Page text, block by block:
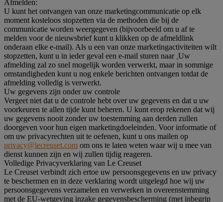
Afmelden:
U kunt het ontvangen van onze marketingcommunicatie op elk
moment kosteloos stopzetten via de methoden die bij de
communicatie worden weergegeven (bijvoorbeeld om u af te
melden voor de nieuwsbrief kunt u klikken op de afmeldlink
onderaan elke e-mail). Als u een van onze marketingactiviteiten wilt
stopzetten, kunt u in ieder geval een e-mail sturen naar .Uw
afmelding zal zo snel mogelijk worden verwerkt, maar in sommige
omstandigheden kunt u nog enkele berichten ontvangen totdat de
afmelding volledig is verwerkt.
Uw gegevens zijn onder uw controle
Vergeet niet dat u de controle hebt over uw gegevens en dat u uw
voorkeuren te allen tijde kunt beheren. U kunt erop rekenen dat wij
uw gegevens nooit zonder uw toestemming aan derden zullen
doorgeven voor hun eigen marketingdoeleinden. Voor informatie of
om uw privacyrechten uit te oefenen, kunt u ons mailen op
privacy@lecreuset.com om ons te laten weten waar wij u mee van
dienst kunnen zijn en wij zullen tijdig reageren.
Volledige Privacyverklaring van Le Creuset
Le Creuset verbindt zich ertoe uw persoonsgegevens en uw privacy
te beschermen en in deze verklaring wordt uitgelegd hoe wij uw
persoonsgegevens verzamelen en verwerken in overeenstemming
met de EU-wetgeving inzake gegevensbescherming (met inbegrip